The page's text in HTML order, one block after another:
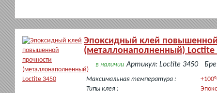
Эпоксидный клей
(металлонаполненный) Loctite
в наличии Артикул: Loctite 3450
Максимальная температура :
Типы клея :